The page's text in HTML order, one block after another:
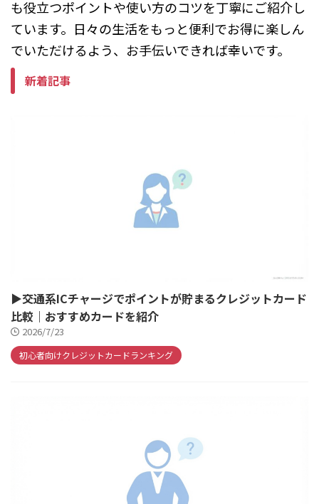
も役立つポイントや使い方のコツを丁寧にご紹介し
ています。日々の生活をもっと便利でお得に楽しん
でいただけるよう、お手伝いできれば幸いです。
新着記事
▶交通系ICチャージでポイントが貯まるクレジットカード
比較｜おすすめカードを紹介
2026/7/23
初心者向けクレジットカードランキング